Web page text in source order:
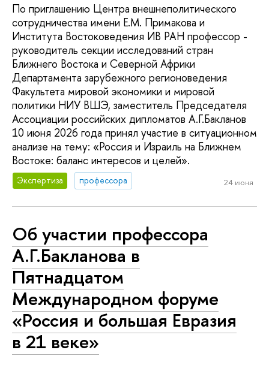
По приглашению Центра внешнеполитического
сотрудничества имени Е.М. Примакова и
Института Востоковедения ИВ РАН профессор -
руководитель секции исследований стран
Ближнего Востока и Северной Африки
Департамента зарубежного регионоведения
Факультета мировой экономики и мировой
политики НИУ ВШЭ, заместитель Председателя
Ассоциации российских дипломатов А.Г.Бакланов
10 июня 2026 года принял участие в ситуационном
анализе на тему: «Россия и Израиль на Ближнем
Востоке: баланс интересов и целей».
Экспертиза профессора 24 июня
Об участии профессора
А.Г.Бакланова в
Пятнадцатом
Международном форуме
«Россия и большая Евразия
в 21 веке»